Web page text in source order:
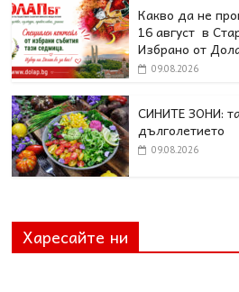
Какво да не
16 август в
Избрано от
09.08.2026
СИНИТЕ ЗОНИ:
дълголетието
09.08.2026
Харесайте ни